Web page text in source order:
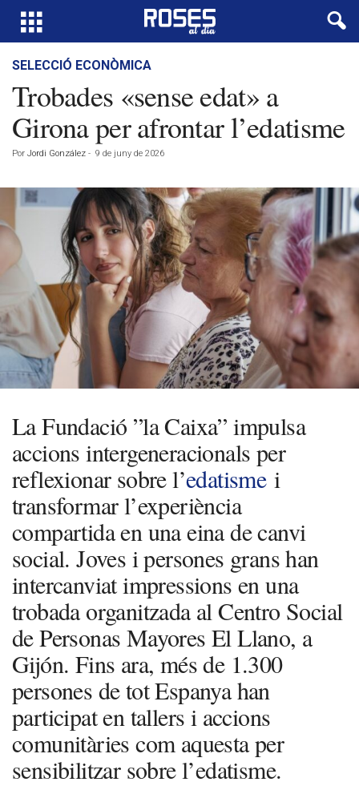
SELECCIÓ ECONÒMICA
Trobades «sense edat» a
Girona per afrontar l’edatisme
Por Jordi González - 9 de juny de 2026
La Fundació ”la Caixa” impulsa
accions intergeneracionals per
reflexionar sobre l’edatismei
transformar l’experiència
compartida en una eina de canvi
social. Joves i persones grans han
intercanviat impressions en una
trobada organitzada al Centro Social
de Personas Mayores El Llano, a
Gijón. Fins ara, més de 1.300
persones de tot Espanya han
participat en tallers i accions
comunitàries com aquesta per
sensibilitzar sobre l’edatisme.